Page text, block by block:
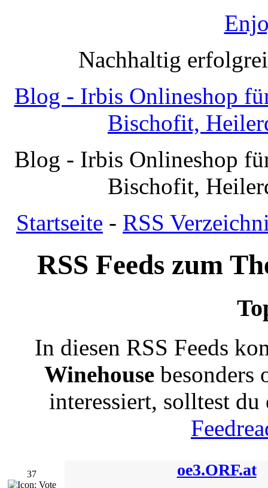
Nachhaltig
Blog - Irbis Onlineshop
Bischofit,
Blog - Irbis Onlineshop
Bischofit,
Startseite - RSS
RSS Feeds zum
In diesen RSS Feeds
Winehousebesonders
interessiert, solltest du
37
oe3.ORF.at